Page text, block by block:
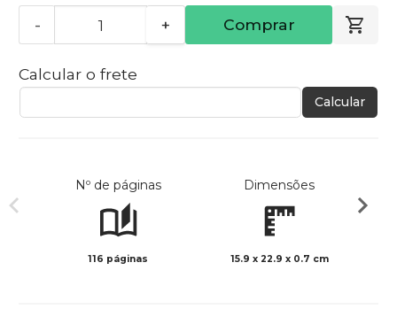
- + Comprar
Calcular o frete
Calcular
Nº de páginas
116 páginas
Dimensões
15.9 x 22.9 x 0.7 cm